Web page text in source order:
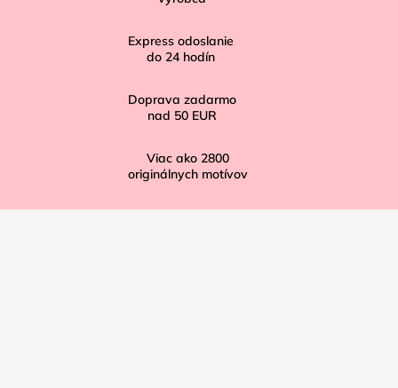
Express odoslanie
do 24 hodín
Doprava zadarmo
nad 50 EUR
Viac ako 2800
originálnych motívov